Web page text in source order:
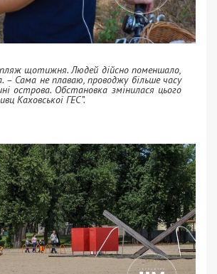
щотижня. Людей дійсно поменшало,
– Сама не плаваю, проводжу більше часу
острова. Обстановка змінилася цього
Каховської ГЕС”.